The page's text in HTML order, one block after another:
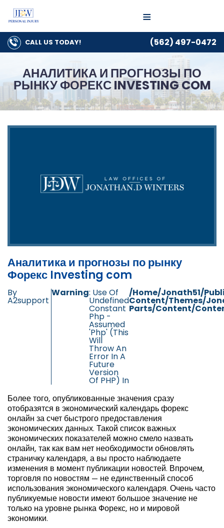
≡
CALL US TODAY! (562) 497-0472
АНАЛИТИКА И ПРОГНОЗЫ ПО
РЫНКУ ФОРЕКС INVESTING COM
Аналитика и прогнозы по рынку
Форекс Investing com
By
A2support
Warning: Use Of
Undefined
Constant
Php -
Assumed
'php' (this
Will
Throw An
Error In A
Future
Version
Of PHP) In
/home/jonath51/
Content/themes/
Parts/content/
Более того, опубликованные значения сразу
отобразятся в экономический календарь форекс
онлайн за счет быстрого предоставления
экономических данных. Такой список важных
экономических показателей можно смело назвать
онлайн, так как вам нет необходимости обновлять
страничку календаря, а вы просто наблюдаете
изменения в момент публикации новостей. Впрочем,
торговля по новостям — не единственный способ
использования экономического календаря. Очень часто
публикуемые новости имеют большое значение не
только на уровне рынка Форекс, но и мировой
экономики.